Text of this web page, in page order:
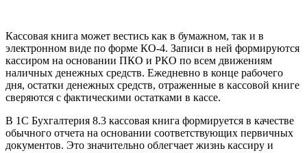
Кассовая книга может вестись как в бумажном, так и в
электронном виде по форме КО-4. Записи в ней формируются
кассиром на основании ПКО и РКО по всем движениям
наличных денежных средств. Ежедневно в конце рабочего
дня, остатки денежных средств, отраженные в кассовой книге
сверяются с фактическими остатками в кассе.
В 1С Бухгалтерия 8.3 кассовая книга формируется в качестве
обычного отчета на основании соответствующих первичных
документов. Это значительно облегчает жизнь кассиру и